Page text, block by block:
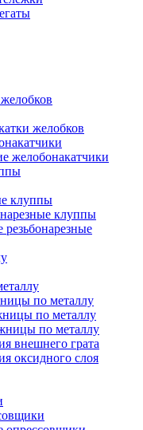
желобков
желобонакатчики
клуппы
клуппы
резьбонарезные
по металлу
по металлу
по металлу
внешнего грата
оксидного слоя